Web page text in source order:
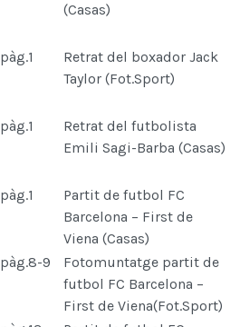
(Casas)
pàg.1
Retrat del boxador Jack
Taylor (Fot.Sport)
pàg.1
Retrat del futbolista
Emili Sagi-Barba (Casas)
pàg.1
Partit de futbol FC
Barcelona – First de
Viena (Casas)
pàg.8-9
Fotomuntatge partit de
futbol FC Barcelona –
First de Viena(Fot.Sport)